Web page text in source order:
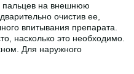
пальцев на внешнюю
очистив ее,
впитывания препарата.
насколько это необходимо.
Для наружного